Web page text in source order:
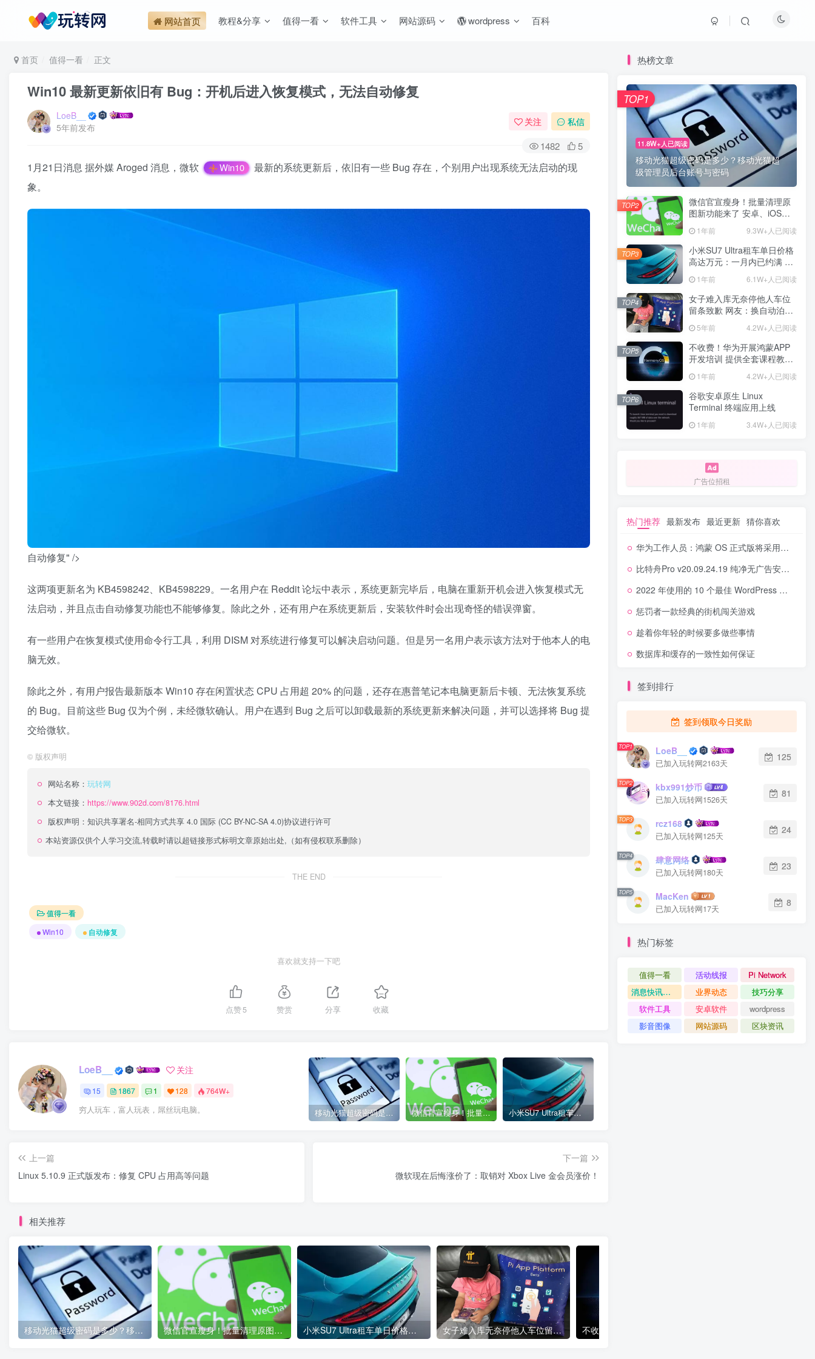
网站首页 教程&分享 值得一看 软件工具 网站源码 wordpress 百科
首页 值得一看 正文
Win10 最新更新依旧有 Bug：开机后进入恢复模式，无法自动修复
LoeB__
5年前发布
关注 私信
1482 5
1月21日消息 据外媒 Aroged 消息，微软 Win10
最新的系统更新后，依旧有一些 Bug 存在，个别用户出现系统无法启动的现
象。
自动修复" />
这两项更新名为 KB4598242、KB4598229。一名用户在 Reddit 论坛中表示，系统更新完毕后，电脑在重新开机会进入恢复模式无
法启动，并且点击自动修复功能也不能够修复。除此之外，还有用户在系统更新后，安装软件时会出现奇怪的错误弹窗。
有一些用户在恢复模式使用命令行工具，利用 DISM对系统进行修复可以解决启动问题。但是另一名用户表示该方法对于他本人的电
脑无效。
除此之外，有用户报告最新版本 Win10 存在闲置状态CPU 占用超 20% 的问题，还存在惠普笔记本电脑更新后卡顿、无法恢复系统
的 Bug。目前这些 Bug 仅为个例，未经微软确认。用户在遇到 Bug 之后可以卸载最新的系统更新来解决问题，并可以选择将 Bug 提
交给微软。
© 版权声明
网站名称： 玩转网
本文链接： https://www.902d.com/8176.html
版权声明： 知识共享署名-相同方式共享 4.0 国际 (CC BY-NC-SA 4.0)协议进行许可
本站资源仅供个人学习交流,转载时请以超链接形式标明文章原始出处,（如有侵权联系删除）
THE END
值得一看
Win10
自动修复
喜欢就支持一下吧
点赞5 赞赏 分享 收藏
LoeB__ 关注
15 1867 1 128 764W+
穷人玩车，富人玩表，屌丝玩电脑。 移动光猫超级密码是多少？移动光猫超级管理员后台账号与密码 微信官宣瘦身！批量清理原图新功能来了 安卓、iOS均可使用 小米SU7 Ultra租车单日价格高达万元：一月内已约满 预计一年回本
上一篇
Linux 5.10.9 正式版发布：修复 CPU 占用高等问题
下一篇
微软现在后悔涨价了：取销对 Xbox Live 金会员涨价！
相关推荐
移动光猫超级密码是多少？移动光猫超级管理员后台账号与密码 微信官宣瘦身！批量清理原图新功能来了 安卓、iOS均可使用 小米SU7 Ultra租车单日价格高达万元：一月内已约满 预计一年回本 女子难入库无奈停他人车位留条致歉 网友：换自动泊车来
热榜文章
11.8W+人已阅读
移动光猫超级密码是多少？移动光猫超
级管理员后台账号与密码
TOP1
微信官宣瘦身！批量清理原
图新功能来了 安卓、iOS均
1年前 9.3W+人已阅读
TOP2
小米SU7 Ultra租车单日价格
高达万元：一月内已约满 预
1年前 6.1W+人已阅读
TOP3
女子难入库无奈停他人车位
留条致歉 网友：换自动泊车
5年前 4.2W+人已阅读
TOP4
不收费！华为开展鸿蒙APP
开发培训 提供全套课程教学
1年前 4.2W+人已阅读
TOP5
谷歌安卓原生 Linux
Terminal 终端应用上线
1年前 3.4W+人已阅读
TOP6
广告位招租
热门推荐 最新发布 最近更新 猜你喜欢
华为工作人员：鸿蒙 OS 正式版将采用全新 UI 界面
比特舟Pro v20.09.24.19 纯净无广告安卓版
2022 年使用的 10 个最佳 WordPress 重定向插件,wordpress趋势
惩罚者一款经典的街机闯关游戏
趁着你年轻的时候要多做些事情
数据库和缓存的一致性如何保证
签到排行
签到领取今日奖励
TOP1 LoeB__
已加入玩转网2163天
125
TOP2 kbx991炒币
已加入玩转网1526天
81
TOP3 rcz168
已加入玩转网125天
24
TOP4 肆意网络
已加入玩转网180天
23
TOP5 MacKen
已加入玩转网17天
8
热门标签
值得一看 活动线报
Pi Network
消息快讯查看更多 》》
业界动态
技巧分享
软件工具
安卓软件
wordpress
影音图像
网站源码 区块资讯